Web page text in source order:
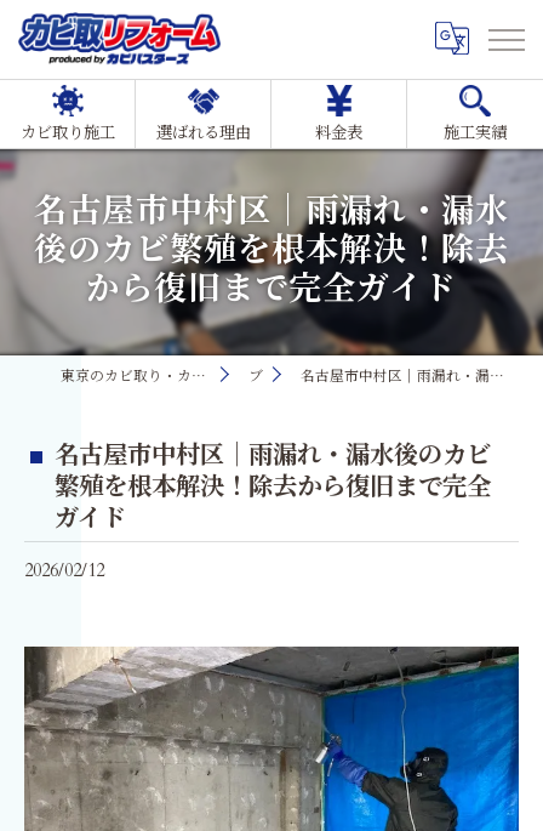
カビ取り施工 選ばれる理由 料金表 施工実績
名古屋市中村区｜雨漏れ・漏水
後のカビ繁殖を根本解決！除去
から復旧まで完全ガイド
東京のカビ取り・カビ対策ならMIST工法®カビ取リフォーム ブログ 名古屋市中村区｜雨漏れ・漏水後のカビ繁殖を根本解決！除去から復旧まで完全ガイド
名古屋市中村区｜雨漏れ・漏水後のカビ
繁殖を根本解決！除去から復旧まで完全
ガイド
2026/02/12